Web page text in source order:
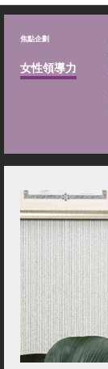
焦點企劃
女性領導力